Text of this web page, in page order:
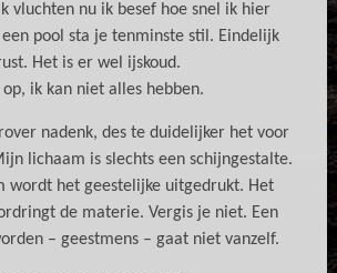
vluchten nu ik besef hoe snel ik hier
pool sta je tenminste stil. Eindelijk
Het is er wel ijskoud.
op, ik kan niet alles hebben.
nadenk, des te duidelijker het voor
lichaam is slechts een schijngestalte.
wordt het geestelijke uitgedrukt. Het
de materie. Vergis je niet. Een
– geestmens – gaat niet vanzelf.